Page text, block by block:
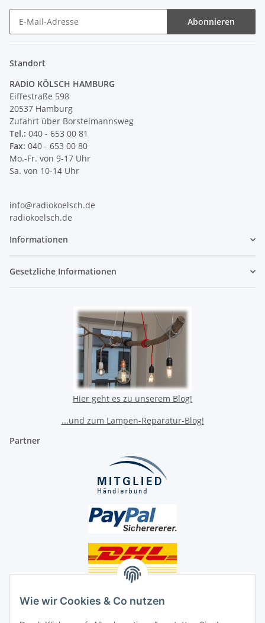
Wie wir Cookies & Co nutzen
Abonnieren
Standort
RADIO KÖLSCH HAMBURG
Eiffestraße 598
20537 Hamburg
Zufahrt über Borstelmannsweg
Tel.: 040 - 653 00 81
Fax: 040 - 653 00 80
Mo.-Fr. von 9-17 Uhr
Sa. von 10-14 Uhr
info@radiokoelsch.de
radiokoelsch.de
Informationen
Gesetzliche Informationen
Hier geht es zu unserem Blog!
...und zum Lampen-Reparatur-Blog!
Partner
Social Media